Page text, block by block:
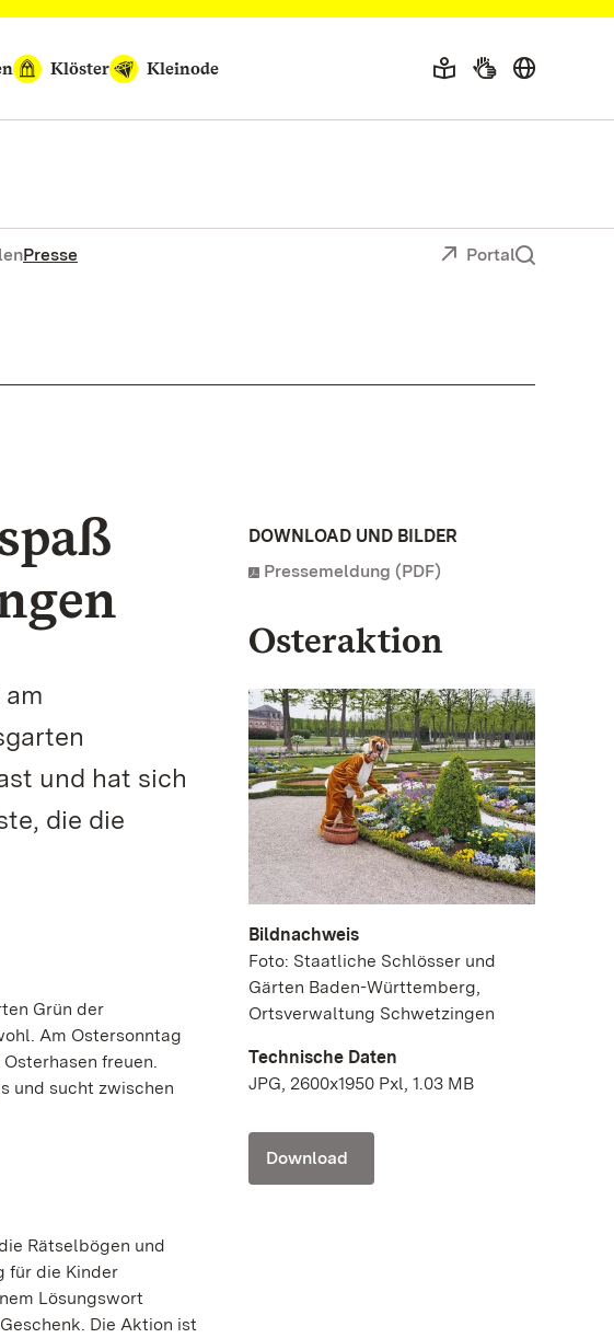
Klöster Kleinode
Presse Portal
und hat sich
die die
Grün der
Am Ostersonntag
freuen.
und sucht zwischen
Rätselbögen und
für die Kinder
Lösungswort
Die Aktion ist
DOWNLOAD UND BILDER
Pressemeldung (PDF)
Osteraktion
Bildnachweis
Foto: Staatliche Schlösser und
Gärten Baden-Württemberg,
Ortsverwaltung Schwetzingen
Technische Daten
JPG, 2600x1950 Pxl, 1.03 MB
Download